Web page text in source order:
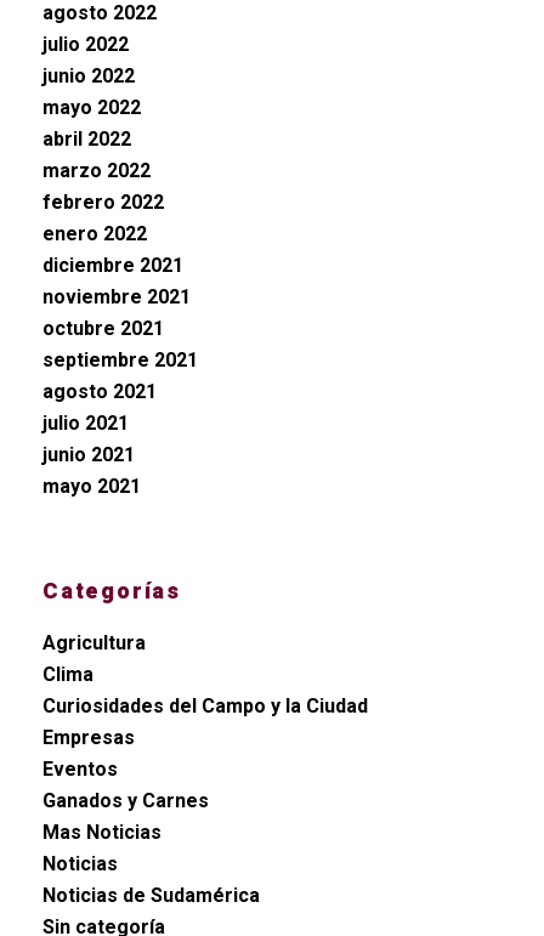
agosto 2022
julio 2022
junio 2022
mayo 2022
abril 2022
marzo 2022
febrero 2022
enero 2022
diciembre 2021
noviembre 2021
octubre 2021
septiembre 2021
agosto 2021
julio 2021
junio 2021
mayo 2021
Categorías
Agricultura
Clima
Curiosidades del Campo y la Ciudad
Empresas
Eventos
Ganados y Carnes
Mas Noticias
Noticias
Noticias de Sudamérica
Sin categoría